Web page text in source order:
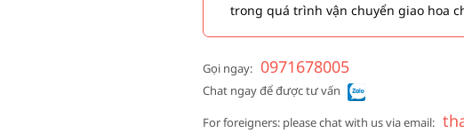
trong quá trình vận chuyển giao hoa
Gọi ngay: 0971678005
Chat ngay để được tư vấn
For foreigners: please chat with us via email: